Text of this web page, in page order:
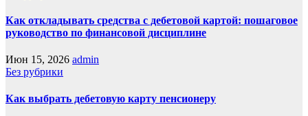
Как откладывать средства с дебетовой картой: пошаговое
руководство по финансовой дисциплине
Июн 15, 2026 admin
Без рубрики
Как выбрать дебетовую карту пенсионеру